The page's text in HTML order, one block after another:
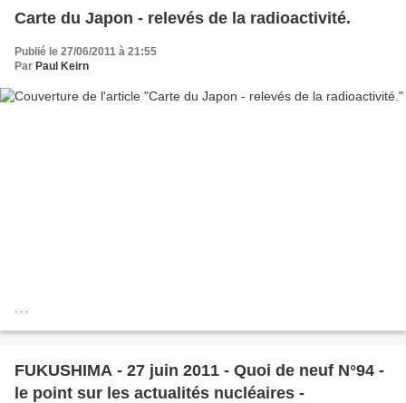
Carte du Japon - relevés de la radioactivité.
Publié le 27/06/2011 à 21:55
Par Paul Keirn
. . .
FUKUSHIMA - 27 juin 2011 - Quoi de neuf N°94 -
le point sur les actualités nucléaires -